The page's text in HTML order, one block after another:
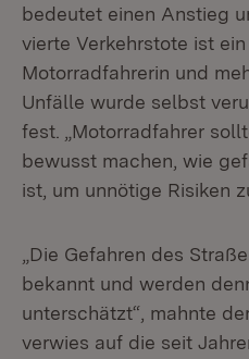
bedeutet einen Anstieg
vierte Verkehrstote ist
Motorradfahrerin und
Unfälle wurde selbst
fest. „Motorradfahrer
bewusst machen, wie
ist, um unnötige Risiken
„Die Gefahren des
bekannt und werden
unterschätzt“, mahnte
verwies auf die seit